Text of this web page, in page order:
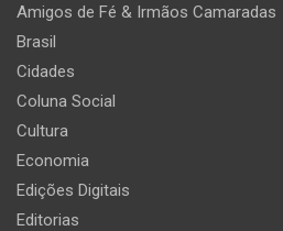
Amigos de Fé & Irmãos Camaradas
Brasil
Cidades
Coluna Social
Cultura
Economia
Edições Digitais
Editorias